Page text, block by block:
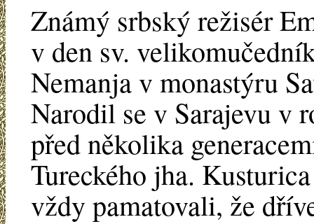
Známý srbský režisér
v den sv.
Nemanja v monastýru
Narodil se v Sarajevu v
před několika
Tureckého jha.
vždy pamatovali, že